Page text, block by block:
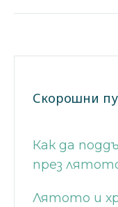
растенията
Скорошни
Как да
през
Лятото и